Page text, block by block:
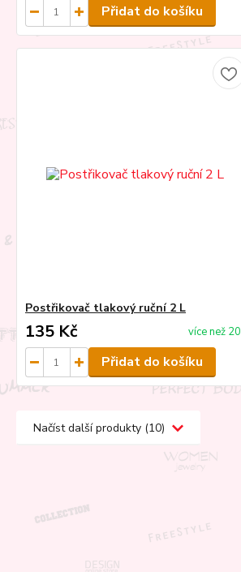
Přidat do košíku
Postřikovač tlakový ruční 2 L
135 Kč více než 20
Přidat do košíku
Načíst další produkty (10)